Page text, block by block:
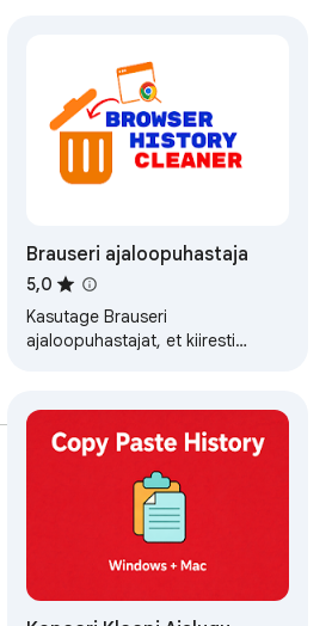
Brauseri ajaloopuhastaja
5,0
Kasutage Brauseri
ajaloopuhastajat, et kiiresti
eemaldada sirvimisandmed.